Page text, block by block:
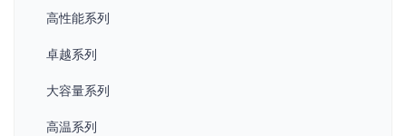
高性能系列
卓越系列
大容量系列
高温系列